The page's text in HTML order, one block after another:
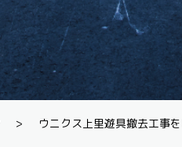
> ウニクス上里遊具撤去工事